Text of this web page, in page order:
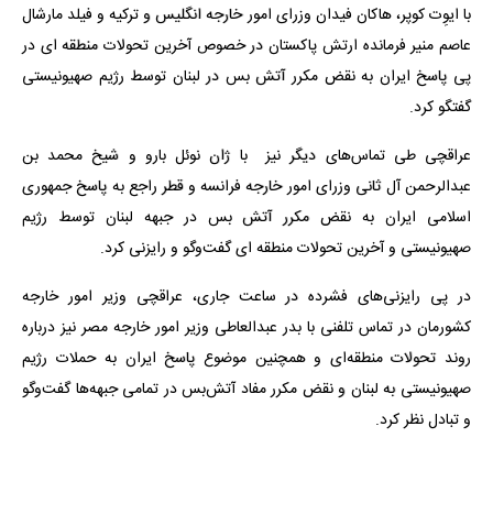
با ایوِت کوپر، هاکان فیدان وزرای امور خارجه انگلیس و ترکیه و فیلد مارشال
عاصم منیر فرمانده ارتش پاکستان در خصوص آخرین تحولات منطقه ای در
پی پاسخ ایران به نقض مکرر آتش بس در لبنان توسط رژیم صهیونیستی
گفتگو کرد.
عراقچی طی تماس‌های دیگر نیز با ژان نوئل بارو و شیخ محمد بن
عبدالرحمن آل ثانی وزرای امور خارجه فرانسه و قطر راجع به پاسخ جمهوری
اسلامی ایران به نقض مکرر آتش بس در جبهه لبنان توسط رژیم
صهیونیستی و آخرین تحولات منطقه ای گفت‌وگو و رایزنی کرد.
در پی رایزنی‌های فشرده در ساعت جاری، عراقچی وزیر امور خارجه
کشورمان در تماس تلفنی با بدر عبدالعاطی وزیر امور خارجه مصر نیز درباره
روند تحولات منطقه‌ای و همچنین موضوع پاسخ ایران به حملات رژیم
صهیونیستی به لبنان و نقض مکرر مفاد آتش‌بس در تمامی جبهه‌ها گفت‌وگو
و تبادل نظر کرد.